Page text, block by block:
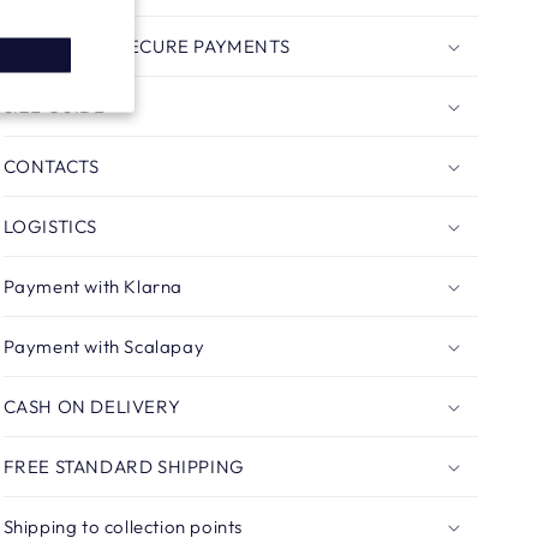
SIMPLE AND SECURE PAYMENTS
SIZE GUIDE
CONTACTS
LOGISTICS
Payment with Klarna
Payment with Scalapay
CASH ON DELIVERY
FREE STANDARD SHIPPING
Shipping to collection points